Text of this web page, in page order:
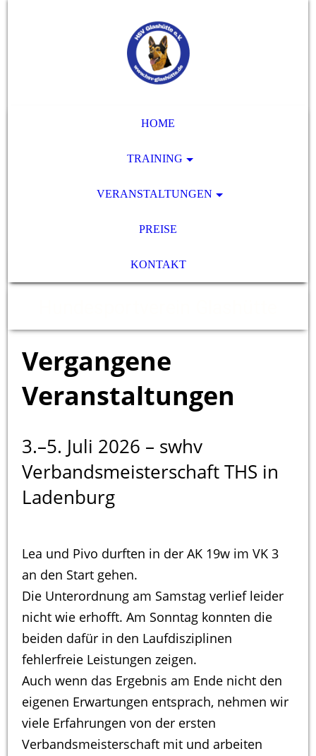
HOME
TRAINING
VERANSTALTUNGEN
PREISE
KONTAKT
Vergangene
Veranstaltungen
3.–5. Juli 2026 – swhv
Verbandsmeisterschaft THS in
Ladenburg
Lea und Pivo durften in der AK 19w im VK 3
an den Start gehen.
Die Unterordnung am Samstag verlief leider
nicht wie erhofft. Am Sonntag konnten die
beiden dafür in den Laufdisziplinen
fehlerfreie Leistungen zeigen.
Auch wenn das Ergebnis am Ende nicht den
eigenen Erwartungen entsprach, nehmen wir
viele Erfahrungen von der ersten
Verbandsmeisterschaft mit und arbeiten